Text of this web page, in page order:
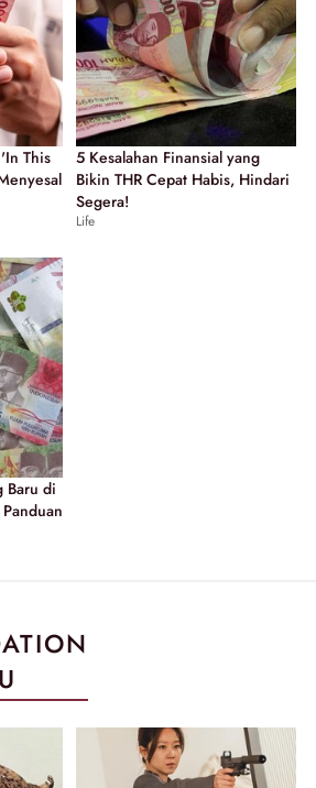
This
5 Kesalahan Finansial yang
Bikin THR Cepat Habis, Hindari
Segera!
Life
Baru di